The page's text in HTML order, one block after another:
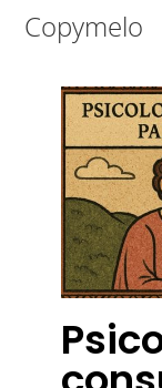
Saltar
navegación
principal
Saltar
contenido
principal
Saltar
principal
Copymelo